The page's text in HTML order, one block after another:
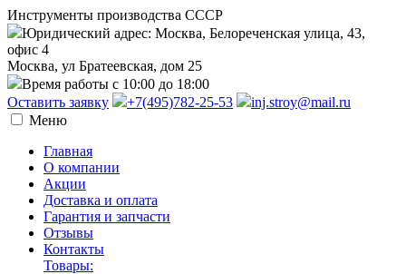
Инструменты производства СССР
Юридический адрес: Москва, Белореченская улица, 43,
офис 4
Москва, ул Братеевская, дом 25
Время работы с 10:00 до 18:00
Оставить заявку
+7(495)782-25-53
inj.stroy@mail.ru
Меню
Главная
О компании
Акции
Доставка и оплата
Гарантия и запчасти
Отзывы
Контакты
Товары: